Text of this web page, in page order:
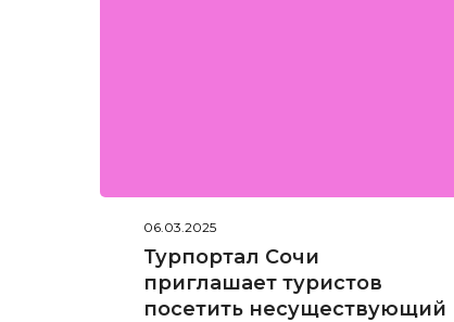
06.03.2025
Турпортал Сочи
приглашает туристов
посетить несуществующий